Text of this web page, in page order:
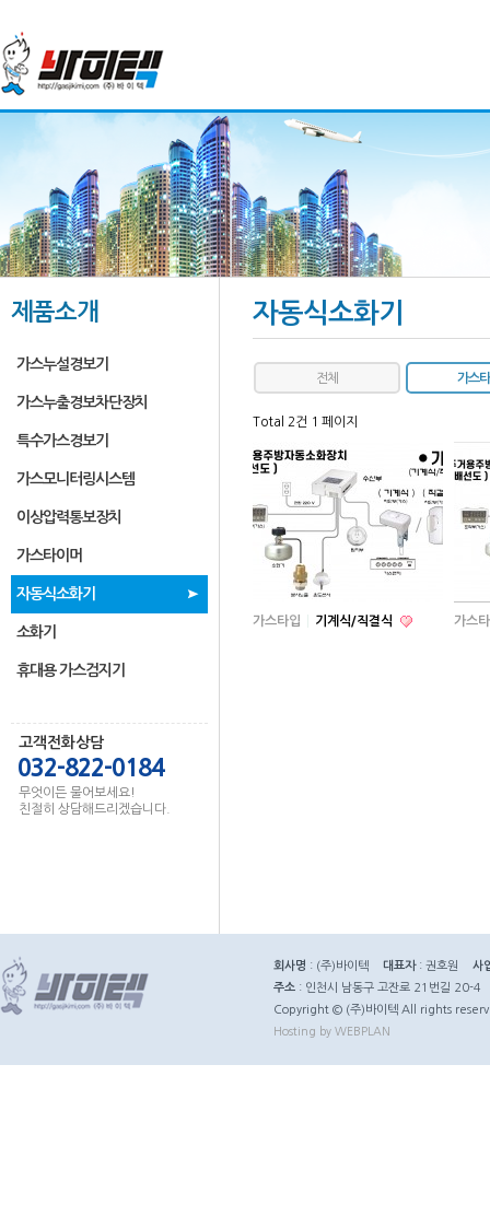
제품소개
가스누설경보기
가스누출경보차단장치
특수가스경보기
가스모니터링시스템
이상압력통보장치
가스타이머
자동식소화기
소화기
휴대용 가스검지기
고객전화상담
032-822-0184
무엇이든 물어보세요!
친절히 상담해드리겠습니다.
자동식소화기
전체 가스
Total 2건 1 페이지
가스타입 기계식/직결식 가스
회사명 : (주)바이텍 대표자: 권호원
사
주소 : 인천시 남동구 고잔로 21번길 20-4
Copyright © (주)바이텍 All rights
Hosting by WEBPLAN